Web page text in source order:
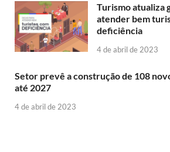
Turismo atualiza
atender bem
deficiência
4 de abril de 2023
Setor prevê a construção de 108
até 2027
4 de abril de 2023